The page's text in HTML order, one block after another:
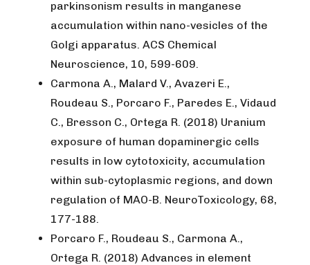
parkinsonism results in manganese
accumulation within nano-vesicles of the
Golgi apparatus. ACS Chemical
Neuroscience, 10, 599-609.
Carmona A., Malard V., Avazeri E.,
Roudeau S., Porcaro F., Paredes E., Vidaud
C., Bresson C., Ortega R. (2018) Uranium
exposure of human dopaminergic cells
results in low cytotoxicity, accumulation
within sub-cytoplasmic regions, and down
regulation of MAO-B. NeuroToxicology, 68,
177-188.
Porcaro F., Roudeau S., Carmona A.,
Ortega R. (2018) Advances in element